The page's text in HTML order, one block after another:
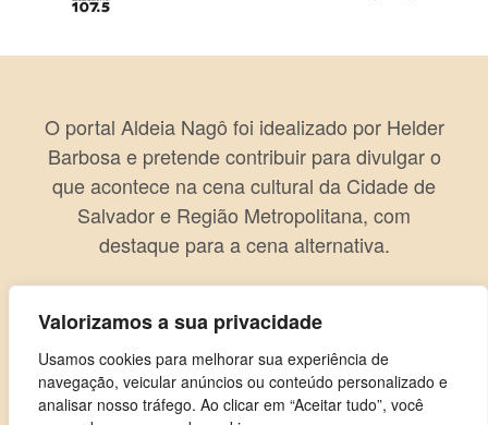
Valorizamos a sua privacidade
Usamos cookies para melhorar sua experiência de
navegação, veicular anúncios ou conteúdo personalizado e
analisar nosso tráfego. Ao clicar em “Aceitar tudo”, você
O portal Aldeia Nagô foi idealizado por Helder
Barbosa e pretende contribuir para divulgar o
que acontece na cena cultural da Cidade de
Salvador e Região Metropolitana, com
destaque para a cena alternativa.